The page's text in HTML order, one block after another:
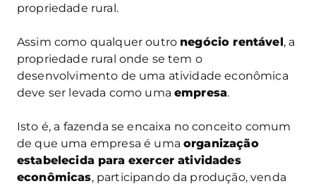
propriedade rural.
Assim como qualquer outro negócio rentável, a
propriedade rural onde se tem o
desenvolvimento de uma atividade econômica
deve ser levada como umaempresa.
Isto é, a fazenda se encaixa no conceito comum
de que uma empresa é umaorganização
estabelecida para exercer atividades
econômicas, participando da produção, venda